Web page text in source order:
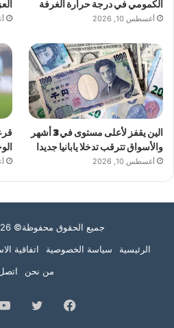
الكمومي في درجة حرارة الغرفة
أغسطس 10, 2026
الين يقفز لأعلى مستوى في 3 أشهر
والأسواق تترقب تدخلا يابانيا جديدا
أغسطس 10, 2026
جميع الحقوق محفوظة© 2026 الكرامة نيوز
الرئيسية
سياسة الخصوصية اتفاقية
من نحن
فيسبوك تويتر